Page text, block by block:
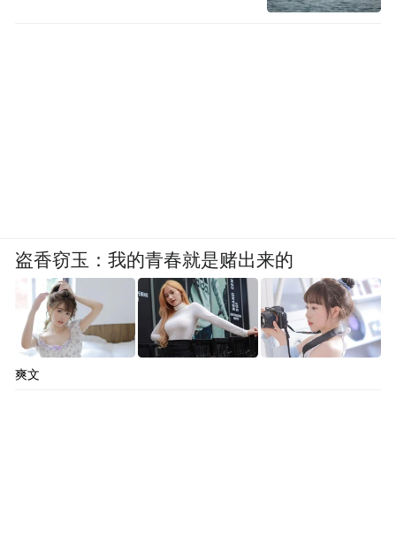
盗香窃玉：我的青春就是赌出来的
爽文